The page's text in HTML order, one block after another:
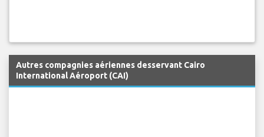
Autres compagnies aériennes desservant Cairo
International Aéroport (CAI)